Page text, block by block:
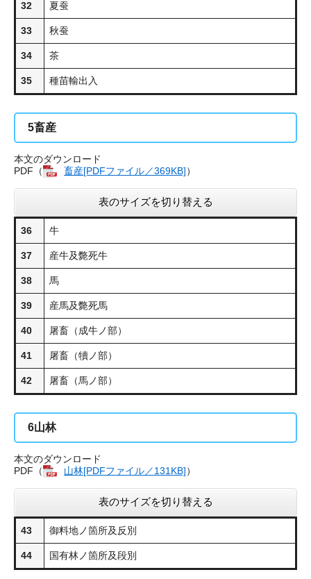
32 夏蚕
33 秋蚕
34 茶
35 種苗輸出入
5畜産
本文のダウンロード
PDF（
畜産​[PDFファイル／369KB]）
表のサイズを切り替える
36 牛
37 産牛及斃死牛
38 馬
39 産馬及斃死馬
40 屠畜（成牛ノ部）
41 屠畜（犢ノ部）
42 屠畜（馬ノ部）
6山林
本文のダウンロード
PDF（
山林[PDFファイル／131KB]）
表のサイズを切り替える
43 御料地ノ箇所及反別
44 国有林ノ箇所及段別